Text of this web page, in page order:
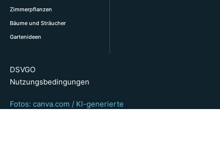
Zimmerpflanzen
Bäume und Sträucher
Gartenideen
DSVGO
Nutzungsbedingungen
Fotos: canva.com / KI-generierte